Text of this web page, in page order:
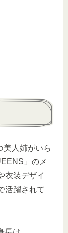
美人姉がいら
」のメ
衣装デザイ
活躍されて